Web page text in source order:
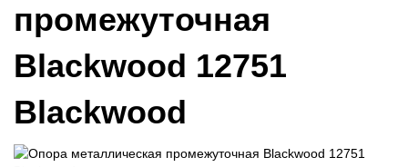
промежуточная
Blackwood 12751
Blackwood